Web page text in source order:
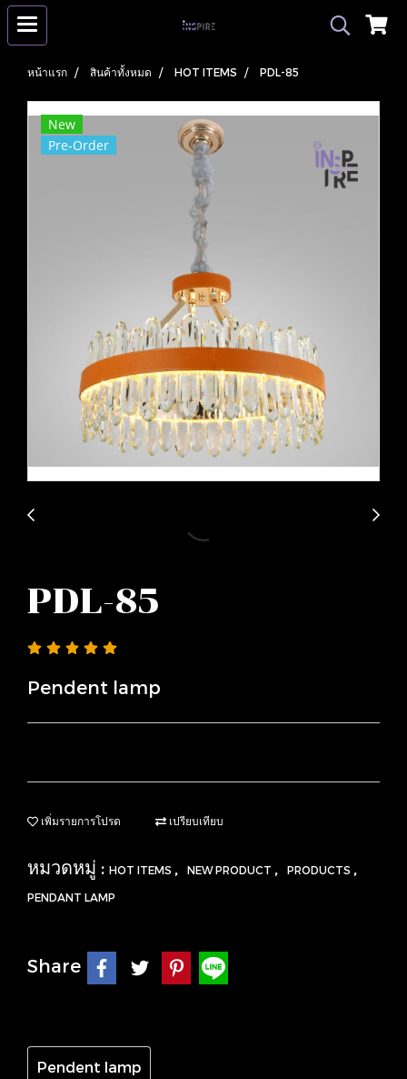
หน้าแรก สินค้าทั้งหมด HOT ITEMS PDL-85
New
Pre-Order
PDL-85
Pendent lamp
เพิ่มรายการโปรด เปรียบเทียบ
หมวดหมู่ : HOT ITEMS , NEW PRODUCT , PRODUCTS ,
PENDANT LAMP
Share
Pendent lamp